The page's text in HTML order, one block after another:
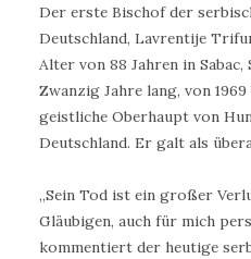
Der erste Bischof der
Deutschland, Lavrentije
Alter von 88 Jahren in Sabac,
Zwanzig Jahre lang, von
geistliche Oberhaupt von
Deutschland. Er galt als
„Sein Tod ist ein großer
Gläubigen, auch für mich
kommentiert der heutige